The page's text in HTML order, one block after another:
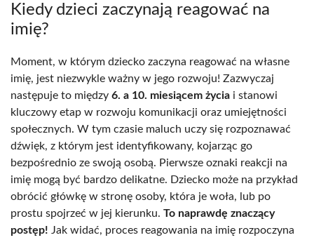
Kiedy dzieci zaczynają reagować na
imię?
Moment, w którym dziecko zaczyna reagować na własne
imię, jest niezwykle ważny w jego rozwoju! Zazwyczaj
następuje to między 6. a 10. miesiącem życia i stanowi
kluczowy etap w rozwoju komunikacji oraz umiejętności
społecznych. W tym czasie maluch uczy się rozpoznawać
dźwięk, z którym jest identyfikowany, kojarząc go
bezpośrednio ze swoją osobą. Pierwsze oznaki reakcji na
imię mogą być bardzo delikatne. Dziecko może na przykład
obrócić główkę w stronę osoby, która je woła, lub po
prostu spojrzeć w jej kierunku. To naprawdę znaczący
postęp! Jak widać, proces reagowania na imię rozpoczyna